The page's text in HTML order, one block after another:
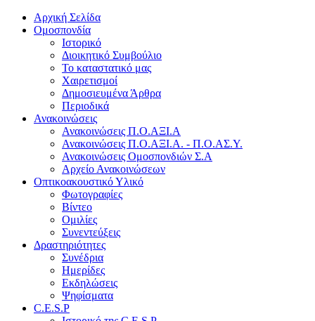
Αρχική Σελίδα
Ομοσπονδία
Ιστορικό
Διοικητικό Συμβούλιο
Το καταστατικό μας
Χαιρετισμοί
Δημοσιευμένα Άρθρα
Περιοδικά
Ανακοινώσεις
Ανακοινώσεις Π.Ο.ΑΞΙ.Α
Ανακοινώσεις Π.Ο.ΑΞΙ.Α. - Π.Ο.ΑΣ.Υ.
Ανακοινώσεις Ομοσπονδιών Σ.Α
Αρχείο Ανακοινώσεων
Οπτικοακουστικό Υλικό
Φωτογραφίες
Βίντεο
Ομιλίες
Συνεντεύξεις
Δραστηριότητες
Συνέδρια
Ημερίδες
Εκδηλώσεις
Ψηφίσματα
C.E.S.P